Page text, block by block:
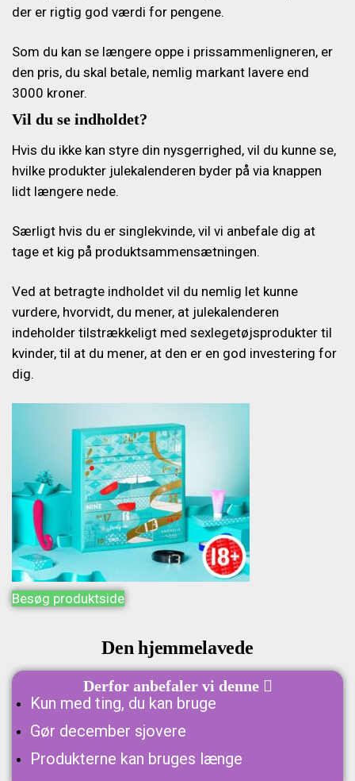
der er rigtig god værdi for pengene.
Som du kan se længere oppe i prissammenligneren, er
den pris, du skal betale, nemlig markant lavere end
3000 kroner.
Vil du se indholdet?
Hvis du ikke kan styre din nysgerrighed, vil du kunne se,
hvilke produkter julekalenderen byder på via knappen
lidt længere nede.
Særligt hvis du er singlekvinde, vil vi anbefale dig at
tage et kig på produktsammensætningen.
Ved at betragte indholdet vil du nemlig let kunne
vurdere, hvorvidt, du mener, at julekalenderen
indeholder tilstrækkeligt med sexlegetøjsprodukter til
kvinder, til at du mener, at den er en god investering for
dig.
Besøg produktside
Den hjemmelavede
Derfor anbefaler vi denne 
Kun med ting, du kan bruge
Gør december sjovere
Produkterne kan bruges længe